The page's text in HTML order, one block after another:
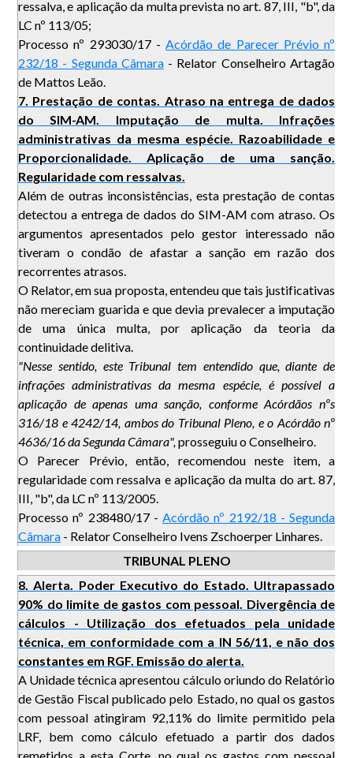
ressalva, e aplicação da multa prevista no art. 87, III, "b", da
LC nº 113/05;
Processo nº 293030/17 - Acórdão de Parecer Prévio nº
232/18 - Segunda Câmara- Relator Conselheiro Artagão
de Mattos Leão.
7. Prestação de contas. Atraso na entrega de dados
do SIM-AM. Imputação de multa. Infrações
administrativas da mesma espécie. Razoabilidade e
Proporcionalidade. Aplicação de uma sanção.
Regularidade com ressalvas.
Além de outras inconsistências, esta prestação de contas
detectou a entrega de dados do SIM-AM com atraso. Os
argumentos apresentados pelo gestor interessado não
tiveram o condão de afastar a sanção em razão dos
recorrentes atrasos.
O Relator, em sua proposta, entendeu que tais justificativas
não mereciam guarida e que devia prevalecer a imputação
de uma única multa, por aplicação da teoria da
continuidade delitiva.
"Nesse sentido, este Tribunal tem entendido que, diante de
infrações administrativas da mesma espécie, é possível a
aplicação de apenas uma sanção, conforme Acórdãos nºs
316/18 e 4242/14, ambos do Tribunal Pleno, e o Acórdão nº
4636/16 da Segunda Câmara",prosseguiu o Conselheiro.
O Parecer Prévio, então, recomendou neste item, a
regularidade com ressalva e aplicação da multa do art. 87,
III, "b", da LC nº 113/2005.
Processo nº 238480/17 - Acórdão nº 2192/18 - Segunda
Câmara - Relator Conselheiro Ivens Zschoerper Linhares.
TRIBUNAL PLENO
8. Alerta. Poder Executivo do Estado. Ultrapassado
90% do limite de gastos com pessoal. Divergência de
cálculos - Utilização dos efetuados pela unidade
técnica, em conformidade com a IN 56/11, e não dos
constantes em RGF. Emissão do alerta.
A Unidade técnica apresentou cálculo oriundo do Relatório
de Gestão Fiscal publicado pelo Estado, no qual os gastos
com pessoal atingiram 92,11% do limite permitido pela
LRF, bem como cálculo efetuado a partir dos dados